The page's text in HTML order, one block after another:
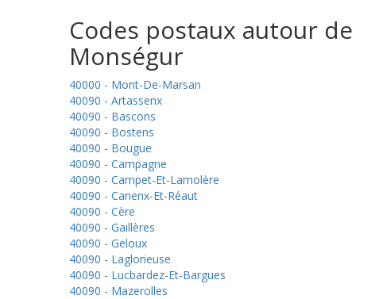
Codes postaux autour de
Monségur
40000 - Mont-De-Marsan
40090 - Artassenx
40090 - Bascons
40090 - Bostens
40090 - Bougue
40090 - Campagne
40090 - Campet-Et-Lamolère
40090 - Canenx-Et-Réaut
40090 - Cère
40090 - Gaillères
40090 - Geloux
40090 - Laglorieuse
40090 - Lucbardez-Et-Bargues
40090 - Mazerolles